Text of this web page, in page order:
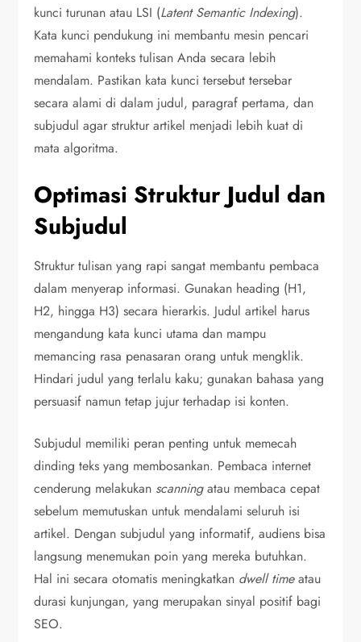
kunci turunan atau LSI (Latent Semantic Indexing).
Kata kunci pendukung ini membantu mesin pencari
memahami konteks tulisan Anda secara lebih
mendalam. Pastikan kata kunci tersebut tersebar
secara alami di dalam judul, paragraf pertama, dan
subjudul agar struktur artikel menjadi lebih kuat di
mata algoritma.
Optimasi Struktur Judul dan
Subjudul
Struktur tulisan yang rapi sangat membantu pembaca
dalam menyerap informasi. Gunakan heading (H1,
H2, hingga H3) secara hierarkis. Judul artikel harus
mengandung kata kunci utama dan mampu
memancing rasa penasaran orang untuk mengklik.
Hindari judul yang terlalu kaku; gunakan bahasa yang
persuasif namun tetap jujur terhadap isi konten.
Subjudul memiliki peran penting untuk memecah
dinding teks yang membosankan. Pembaca internet
cenderung melakukan scanningatau membaca cepat
sebelum memutuskan untuk mendalami seluruh isi
artikel. Dengan subjudul yang informatif, audiens bisa
langsung menemukan poin yang mereka butuhkan.
Hal ini secara otomatis meningkatkan dwell timeatau
durasi kunjungan, yang merupakan sinyal positif bagi
SEO.